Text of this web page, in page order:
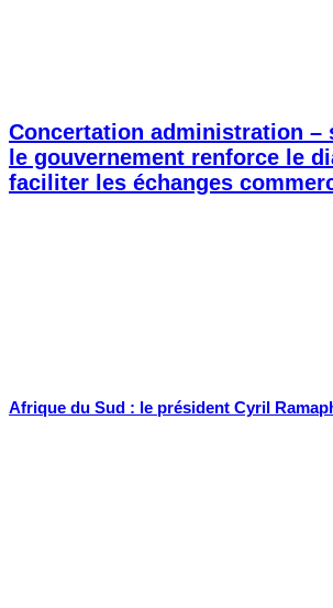
Concertation administration –
le gouvernement renforce le
faciliter les échanges
Afrique du Sud : le président Cyril